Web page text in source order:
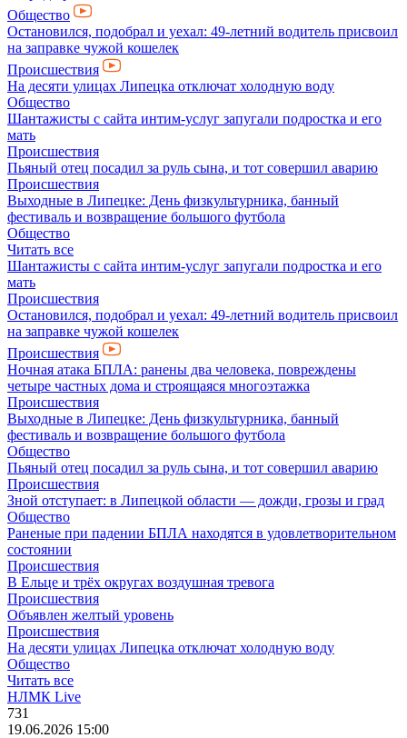
Общество
Остановился, подобрал и уехал: 49-летний водитель присвоил
на заправке чужой кошелек
Происшествия
На десяти улицах Липецка отключат холодную воду
Общество
Шантажисты с сайта интим-услуг запугали подростка и его
мать
Происшествия
Пьяный отец посадил за руль сына, и тот совершил аварию
Происшествия
Выходные в Липецке: День физкультурника, банный
фестиваль и возвращение большого футбола
Общество
Читать все
Шантажисты с сайта интим-услуг запугали подростка и его
мать
Происшествия
Остановился, подобрал и уехал: 49-летний водитель присвоил
на заправке чужой кошелек
Происшествия
Ночная атака БПЛА: ранены два человека, повреждены
четыре частных дома и строящаяся многоэтажка
Происшествия
Выходные в Липецке: День физкультурника, банный
фестиваль и возвращение большого футбола
Общество
Пьяный отец посадил за руль сына, и тот совершил аварию
Происшествия
Зной отступает: в Липецкой области — дожди, грозы и град
Общество
Раненые при падении БПЛА находятся в удовлетворительном
состоянии
Происшествия
В Ельце и трёх округах воздушная тревога
Происшествия
Объявлен желтый уровень
Происшествия
На десяти улицах Липецка отключат холодную воду
Общество
Читать все
НЛМК Live
731
19.06.2026 15:00